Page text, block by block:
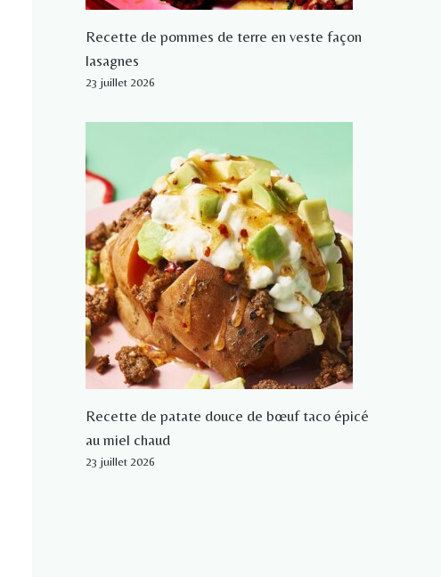
Recette de pommes de terre en veste façon
lasagnes
23 juillet 2026
Recette de patate douce de bœuf taco épicé
au miel chaud
23 juillet 2026